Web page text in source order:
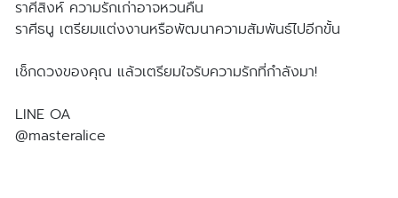
ราศีสิงห์ ความรักเก่าอาจหวนคืน
ราศีธนู เตรียมแต่งงานหรือพัฒนาความสัมพันธ์ไปอีกขั้น
เช็กดวงของคุณ แล้วเตรียมใจรับความรักที่กำลังมา!
LINE OA
@masteralice